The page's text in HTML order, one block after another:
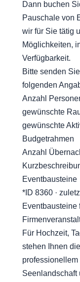
Dann buchen
Pauschale von
wir für Sie tätig
Möglichkeiten,
Verfügbarkeit.
Bitte senden
folgenden
Anzahl
gewünschte
gewünschte
Budgetrahmen
Anzahl
Eventbausteine
*ID 8360 ·
Eventbausteine
Für Hochzeit,
stehen Ihnen
Seenlandschaft